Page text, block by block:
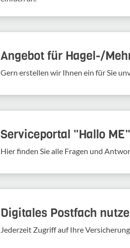
Angebot für Hagel-­/
Gern erstellen wir Ihnen ein für Sie
Serviceportal "Hallo
Hier finden Sie alle Fragen und
Digitales Postfach
Jederzeit Zugriff auf Ihre